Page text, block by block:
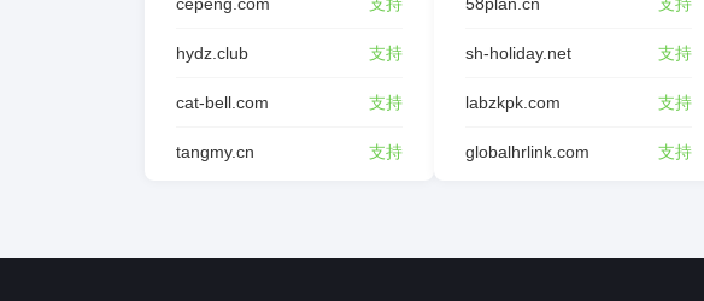
hydz.club 支持
cat-bell.com 支持
tangmy.cn 支持
sh-holiday.net 支持
labzkpk.com 支持
globalhrlink.com 支持